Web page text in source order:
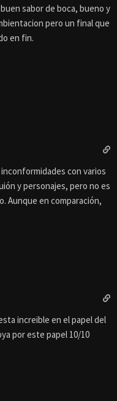
sabor de boca, bueno y
pero un final que
en fin.
con varios
y personajes, pero no es
Aunque en comparación,
increible en el papel del
por este papel 10/10